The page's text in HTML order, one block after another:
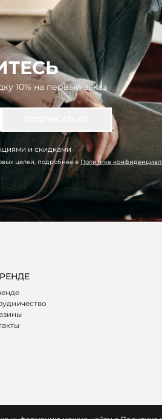
10% на первый заказ
и скидками
целей, подробнее вПолитике